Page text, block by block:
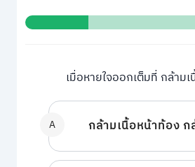
เมื่อหายใจออกเต็มที่ กล้าม
A กล้ามเนื้อหน้าท้อง ก